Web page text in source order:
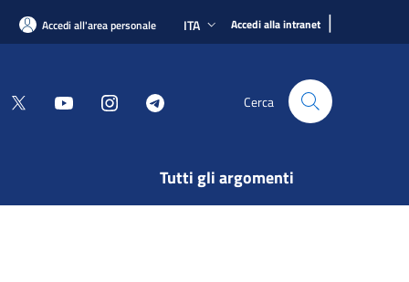
Accedi all'area personale ITA Accedi alla intranet |
Cerca
Tutti gli argomenti